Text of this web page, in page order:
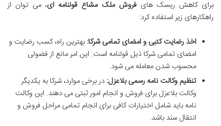
برای کاهش ریسک هایفروش ملک مشاع قولنامه ای، می توان از
راهکارهای زیر استفاده کرد:
اخذ رضایت کتبی و امضای تمامی شرکا: بهترین راه، کسب رضایت و
امضای تمامی شرکا ذیل قولنامه است. این امر مانع از فضولی
محسوب شدن معامله می شود.
تنظیم وکالت نامه رسمی بلاعزل: در برخی موارد، شرکا به یکدیگر
وکالت بلاعزل برای فروش و انجام امور ثبتی می دهند. این وکالت
نامه باید شامل اختیارات کافی برای انجام تمامی مراحل فروش و
انتقال سند باشد.